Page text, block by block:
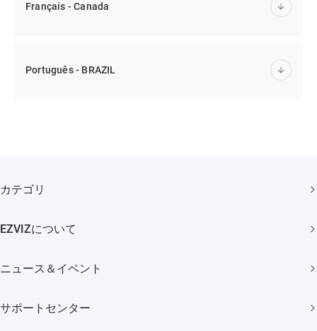
Français - Canada
Português - BRAZIL
カテゴリ
EZVIZについて
Trust Center
ニュース＆イベント
サポートセンター